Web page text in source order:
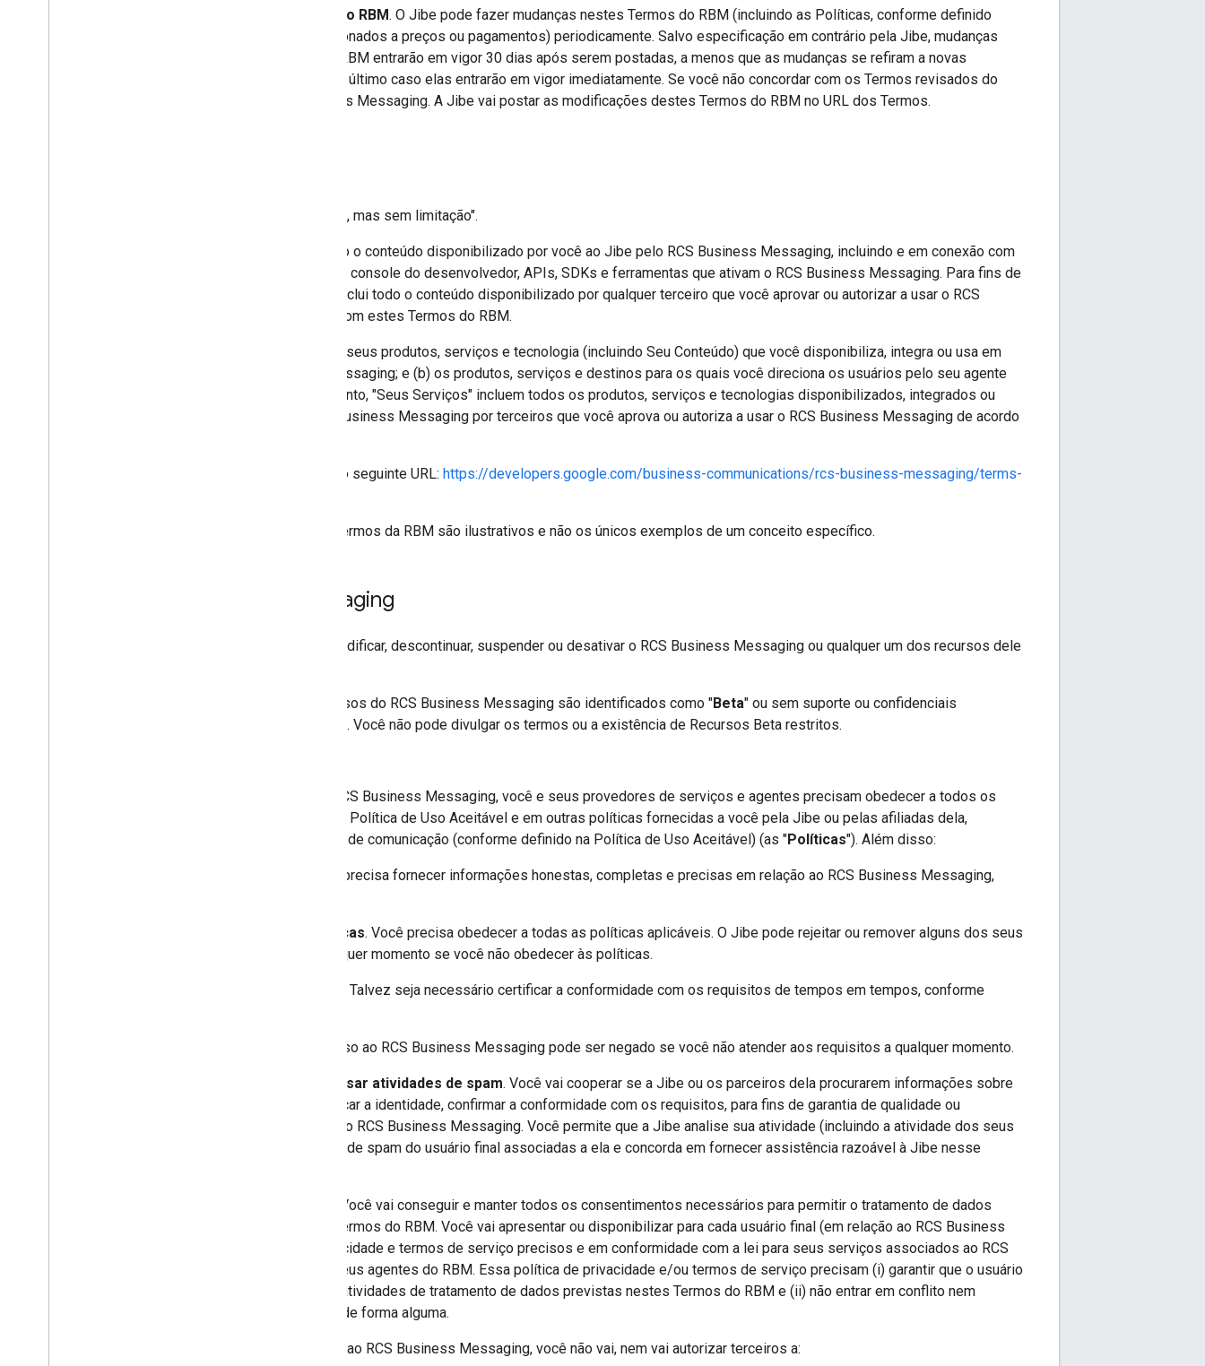
1.4 Mudanças nestes Termos do RBM. O Jibe pode fazer mudanças nestes Termos do RBM (incluindo as Políticas, conforme definido
abaixo, e quaisquer termos relacionados a preços ou pagamentos) periodicamente. Salvo especificação em contrário pela Jibe, mudanças
significativas nestes Termos do RBM entrarão em vigor 30 dias após serem postadas, a menos que as mudanças se refiram a novas
funcionalidades, sendo que neste último caso elas entrarão em vigor imediatamente. Se você não concordar com os Termos revisados do
RBM, pare de usar o RCS Business Messaging. A Jibe vai postar as modificações destes Termos do RBM no URL dos Termos.
significa "incluindo, mas sem limitação".
significa todo o conteúdo disponibilizado por você ao Jibe pelo RCS Business Messaging, incluindo e em conexão com
seus agentes de RBM, incluindo o console do desenvolvedor, APIs, SDKs e ferramentas que ativam o RCS Business Messaging. Para fins de
esclarecimento, "Seu Conteúdo" inclui todo o conteúdo disponibilizado por qualquer terceiro que você aprovar ou autorizar a usar o RCS
Business Messaging de acordo com estes Termos do RBM.
significa (a) seus produtos, serviços e tecnologia (incluindo Seu Conteúdo) que você disponibiliza, integra ou usa em
conjunto com o RCS Business Messaging; e (b) os produtos, serviços e destinos para os quais você direciona os usuários pelo seu agente
do RBM. Para fins de esclarecimento, "Seus Serviços" incluem todos os produtos, serviços e tecnologias disponibilizados, integrados ou
usados em conjunto com o RCS Business Messaging por terceiros que você aprova ou autoriza a usar o RCS Business Messaging de acordo
significa o seguinte URL: https://developers.google.com/business-communications/rcs-business-messaging/terms-
Todos os exemplos nestes Termos da RBM são ilustrativos e não os únicos exemplos de um conceito específico.
3 RCS Business Messaging
A Jibe pode modificar, descontinuar, suspender ou desativar o RCS Business Messaging ou qualquer um dos recursos dele
Alguns recursos do RCS Business Messaging são identificados como "Beta" ou sem suporte ou confidenciais
"). Você não pode divulgar os termos ou a existência de Recursos Beta restritos.
. Para usar o RCS Business Messaging, você e seus provedores de serviços e agentes precisam obedecer a todos os
requisitos aplicáveis descritos na Política de Uso Aceitável e em outras políticas fornecidas a você pela Jibe ou pelas afiliadas dela,
incluindo as políticas de Serviços de comunicação (conforme definido na Política de Uso Aceitável) (as "Políticas"). Além disso:
. Você precisa fornecer informações honestas, completas e precisas em relação ao RCS Business Messaging,
Conformidade com as políticas. Você precisa obedecer a todas as políticas aplicáveis. O Jibe pode rejeitar ou remover alguns dos seus
serviços ou configurações a qualquer momento se você não obedecer às políticas.
. Talvez seja necessário certificar a conformidade com os requisitos de tempos em tempos, conforme
. O acesso ao RCS Business Messaging pode ser negado se você não atender aos requisitos a qualquer momento.
Cooperação; direito de analisar atividades de spam. Você vai cooperar se a Jibe ou os parceiros dela procurarem informações sobre
você ou seus serviços para verificar a identidade, confirmar a conformidade com os requisitos, para fins de garantia de qualidade ou
conforme necessário para operar o RCS Business Messaging. Você permite que a Jibe analise sua atividade (incluindo a atividade dos seus
agentes de RBM) e/ou denúncias de spam do usuário final associadas a ela e concorda em fornecer assistência razoável à Jibe nesse
Você vai conseguir e manter todos os consentimentos necessários para permitir o tratamento de dados
pessoais de acordo com estes Termos do RBM. Você vai apresentar ou disponibilizar para cada usuário final (em relação ao RCS Business
Messaging) uma política de privacidade e termos de serviço precisos e em conformidade com a lei para seus serviços associados ao RCS
Business Messaging, incluindo seus agentes do RBM. Essa política de privacidade e/ou termos de serviço precisam (i) garantir que o usuário
final autorize o Jibe a realizar as atividades de tratamento de dados previstas nestes Termos do RBM e (ii) não entrar em conflito nem
substituir estes Termos do RBM de forma alguma.
Em relação ao RCS Business Messaging, você não vai, nem vai autorizar terceiros a: